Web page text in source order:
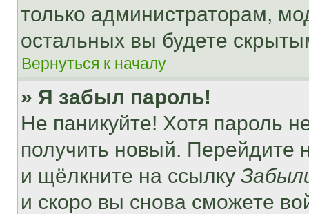
только администраторам,
остальных вы будете
Вернуться к началу
» Я забыл пароль!
Не паникуйте! Хотя пароль
получить новый. Перейдите
и щёлкните на ссылку
и скоро вы снова сможете